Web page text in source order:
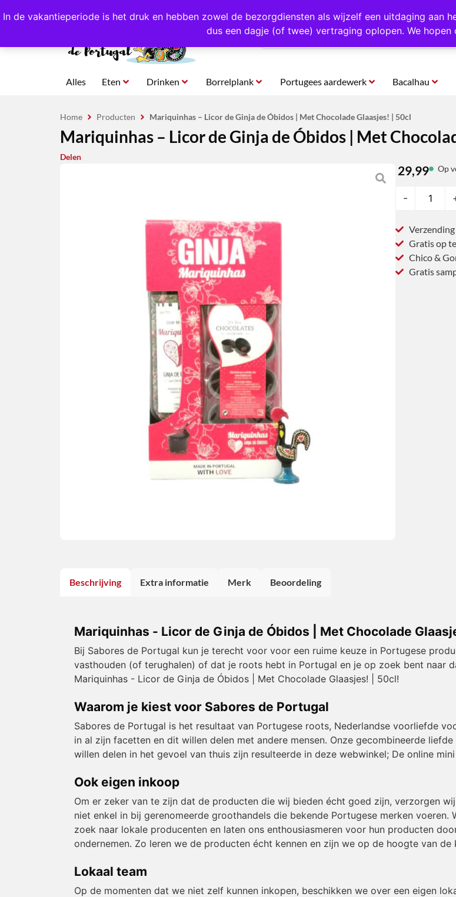
In de vakantieperiode is het druk en hebben zowel de bezorgdiensten als wijzelf een uitdaging aan
dus een dagje (of twee) vertraging oplopen. We hopen
4,8/5,0 sterren beoordeeld! Eigen import uit Portugal Altijd 1000 verschillende producten op
Alles Eten Drinken Borrelplank Portugees aardewerk Bacalhau
Home Producten Mariquinhas – Licor de Ginja de Óbidos | Met Chocolade Glaasjes! | 50cl
Mariquinhas – Licor de Ginja de Óbidos | Met
Delen
29,99 Op
-
Gratis op
Chico &
Gratis
Beschrijving Extra informatie Merk Beoordeling
Mariquinhas - Licor de Ginja de Óbidos | Met Chocolade
Bij Sabores de Portugal kun je terecht voor voor een ruime keuze in Portugese
vasthouden (of terughalen) of dat je roots hebt in Portugal en je op zoek bent naar
Mariquinhas - Licor de Ginja de Óbidos | Met Chocolade Glaasjes! | 50cl!
Waarom je kiest voor Sabores de Portugal
Sabores de Portugal is het resultaat van Portugese roots, Nederlandse voorliefde
in al zijn facetten en dit willen delen met andere mensen. Onze gecombineerde
willen delen in het gevoel van thuis zijn resulteerde in deze webwinkel; De online
Ook eigen inkoop
Om er zeker van te zijn dat de producten die wij bieden écht goed zijn, verzorgen
niet enkel in bij gerenomeerde groothandels die bekende Portugese merken
zoek naar lokale producenten en laten ons enthousiasmeren voor hun producten
ondernemen. Zo leren we de producten écht kennen en zijn we op de hoogte van
Lokaal team
Op de momenten dat we niet zelf kunnen inkopen, beschikken we over een eigen